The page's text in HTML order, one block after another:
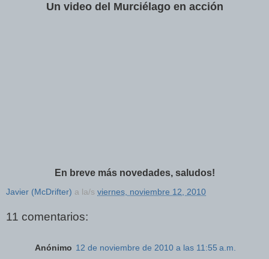
Un video del Murciélago en acción
En breve más novedades, saludos!
Javier (McDrifter) a la/s viernes, noviembre 12, 2010
11 comentarios:
Anónimo 12 de noviembre de 2010 a las 11:55 a.m.